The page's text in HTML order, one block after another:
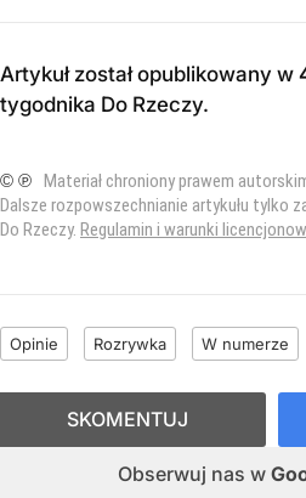
Artykuł został opublikowany w
tygodnika Do Rzeczy.
© ℗ Materiał chroniony prawem
Dalsze rozpowszechnianie artykułu tylko
Do Rzeczy. Regulamin i warunki
Opinie Rozrywka W numerze
Obserwuj nas w
SKOMENTUJ